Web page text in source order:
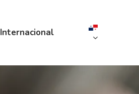
Internacional